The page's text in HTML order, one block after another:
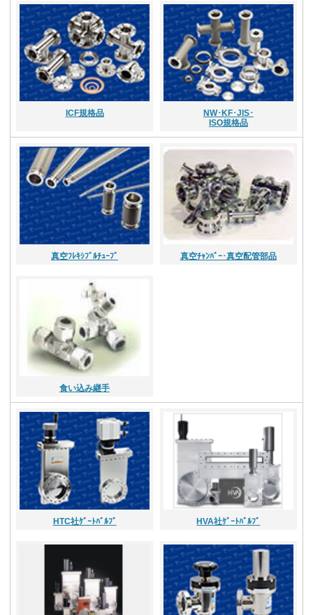
ICF規格品
NW･KF･JIS･
ISO規格品
真空ﾌﾚｷｼﾌﾞﾙﾁｭｰﾌﾞ 真空ﾁｬﾝﾊﾞｰ･真空配管部品
食い込み継手
HTC社ｹﾞｰﾄﾊﾞﾙﾌﾞ HVA社ｹﾞｰﾄﾊﾞﾙﾌﾞ